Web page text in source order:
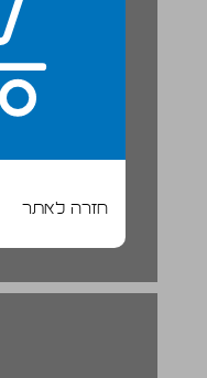
חזרה לאתר
6. איזה בעל חיים אתה? ... 19